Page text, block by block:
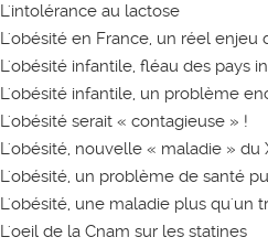
L'intolérance au lactose
L'obésité en France, un réel enjeu
L'obésité infantile, fléau des pays
L'obésité infantile, un problème
L'obésité serait « contagieuse » !
L'obésité, nouvelle « maladie » du
L'obésité, un problème de santé
L'obésité, une maladie plus qu'un
L'oeil de la Cnam sur les statines